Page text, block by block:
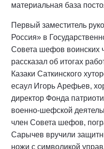
материальная база
Первый заместитель
Россия» в
Совета шефов воинских
рассказал об итогах
Казаки Саткинского
есаул Игорь Арефьев,
директор Фонда
военно-шефской
член Совета шефов,
Сарычев вручили
ножи с символикой